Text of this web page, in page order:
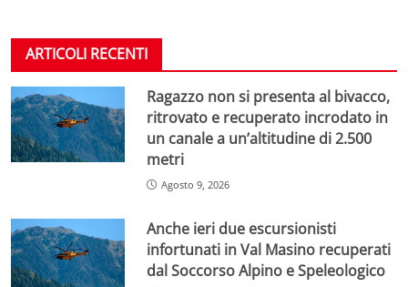
ARTICOLI RECENTI
Ragazzo non si presenta al bivacco,
ritrovato e recuperato incrodato in
un canale a un’altitudine di 2.500
metri
Agosto 9, 2026
Anche ieri due escursionisti
infortunati in Val Masino recuperati
dal Soccorso Alpino e Speleologico